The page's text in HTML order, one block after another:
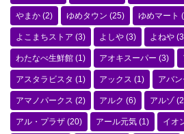
やまか (2) ゆめタウン (25) ゆめマート
よこまちストア (3) よしや (3) よねや
わたなべ生鮮館 (1) アオキスーパー (3)
アスタラビスタ (1) アックス (1) アバン
アマノパークス (2) アルク (6) アルゾ
アル・プラザ (20) アール元気 (1) イオ